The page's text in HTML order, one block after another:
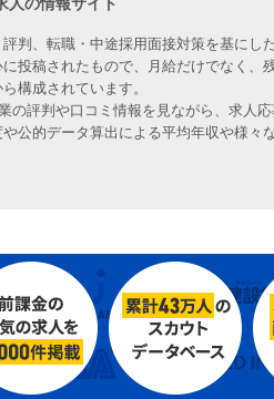
判、転職・中途採用面接対策を基にし
投稿されたもので、月給だけでなく
構成されています。
評判や口コミ情報を見ながら、求人応
公的データ算出による平均年収や様